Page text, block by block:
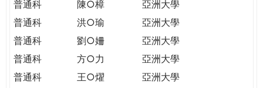
普通科
陳○樟
亞洲大學
普通科
洪○瑜
亞洲大學
普通科
劉○姍
亞洲大學
普通科
方○力
亞洲大學
普通科
王○燿
亞洲大學